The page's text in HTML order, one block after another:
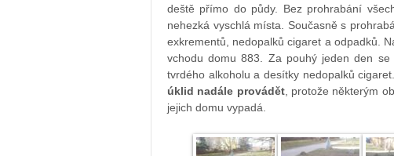
deště přímo do půdy. Bez prohrabání
nehezká vyschlá místa. Současně s
exkrementů, nedopalků cigaret a odpadků.
vchodu domu 883. Za pouhý jeden den
tvrdého alkoholu a desítky nedopalků cigaret.
úklid nadále provádět, protože některým
jejich domu vypadá.